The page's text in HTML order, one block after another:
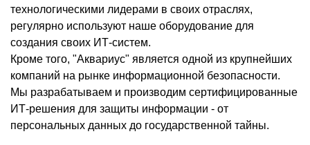
технологическими лидерами в своих отраслях,
регулярно используют наше оборудование для
создания своих ИТ-систем.
Кроме того, "Аквариус" является одной из крупнейших
компаний на рынке информационной безопасности.
Мы разрабатываем и производим сертифицированные
ИТ-решения для защиты информации - от
персональных данных до государственной тайны.